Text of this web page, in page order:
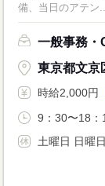
備、当日のアテン
一般事務・
東京都文京
時給2,000円
9：30〜18：
土曜日 日曜